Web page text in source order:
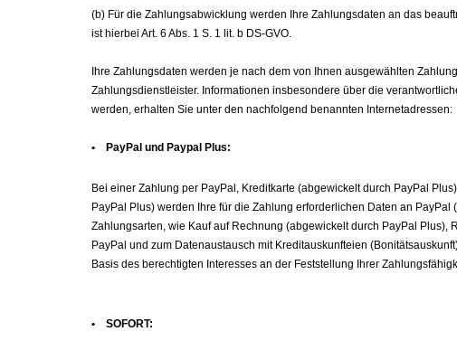
(b) Für die Zahlungsabwicklung werden Ihre Zahlungsdaten an das
ist hierbei Art. 6 Abs. 1 S. 1 lit. b DS-GVO.
Ihre Zahlungsdaten werden je nach dem von Ihnen ausgewählten
Zahlungsdienstleister. Informationen insbesondere über die
werden, erhalten Sie unter den nachfolgend benannten Internetadressen:
• PayPal und Paypal Plus:
Bei einer Zahlung per PayPal, Kreditkarte (abgewickelt durch PayPal
PayPal Plus) werden Ihre für die Zahlung erforderlichen Daten an
Zahlungsarten, wie Kauf auf Rechnung (abgewickelt durch PayPal
PayPal und zum Datenaustausch mit Kreditauskunfteien
Basis des berechtigten Interesses an der Feststellung Ihrer
• SOFORT: